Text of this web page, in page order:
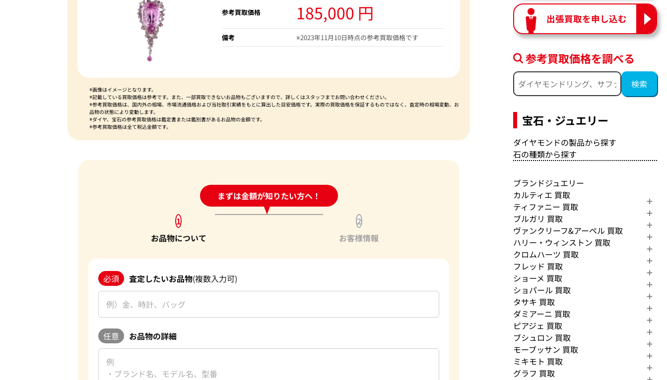
参考買取価格 185,000 円
備考 ※2023年11月10日時点の参考買取価格です
※画像はイメージとなります。
※記載している買取価格は参考です。また、一部買取できないお品物もございますので、詳しくはスタッフまでお問い合わせください。
※参考買取価格は、国内外の相場、市場流通価格および当社取引実績をもとに算出した目安価格です。実際の買取価格を保証するものではなく、査定時の相場変動、お
品物の状態により変動します。
※ダイヤ、宝石の参考買取価格は鑑定書または鑑別書があるお品物の金額です。
※参考買取価格は全て税込金額です。
まずは金額が知りたい方へ！
24時間受付中!問い合わせフォーム
1
お品物について
2
お客様情報
必須 査定したいお品物(複数入力可)
任意 お品物の詳細
出張買取を申し込む
参考買取価格を調べる
宝石・ジュエリー
ダイヤモンドの製品から探す
石の種類から探す
ブランドジュエリー
カルティエ 買取
ティファニー 買取
ブルガリ 買取
ヴァンクリーフ&アーペル 買取
ハリー・ウィンストン 買取
クロムハーツ 買取
フレッド 買取
ショーメ 買取
ショパール 買取
タサキ 買取
ダミアーニ 買取
ピアジェ 買取
ブシュロン 買取
モーブッサン 買取
ミキモト 買取
グラフ 買取